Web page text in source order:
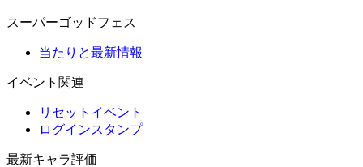
スーパーゴッドフェス
当たりと最新情報
イベント関連
リセットイベント
ログインスタンプ
最新キャラ評価